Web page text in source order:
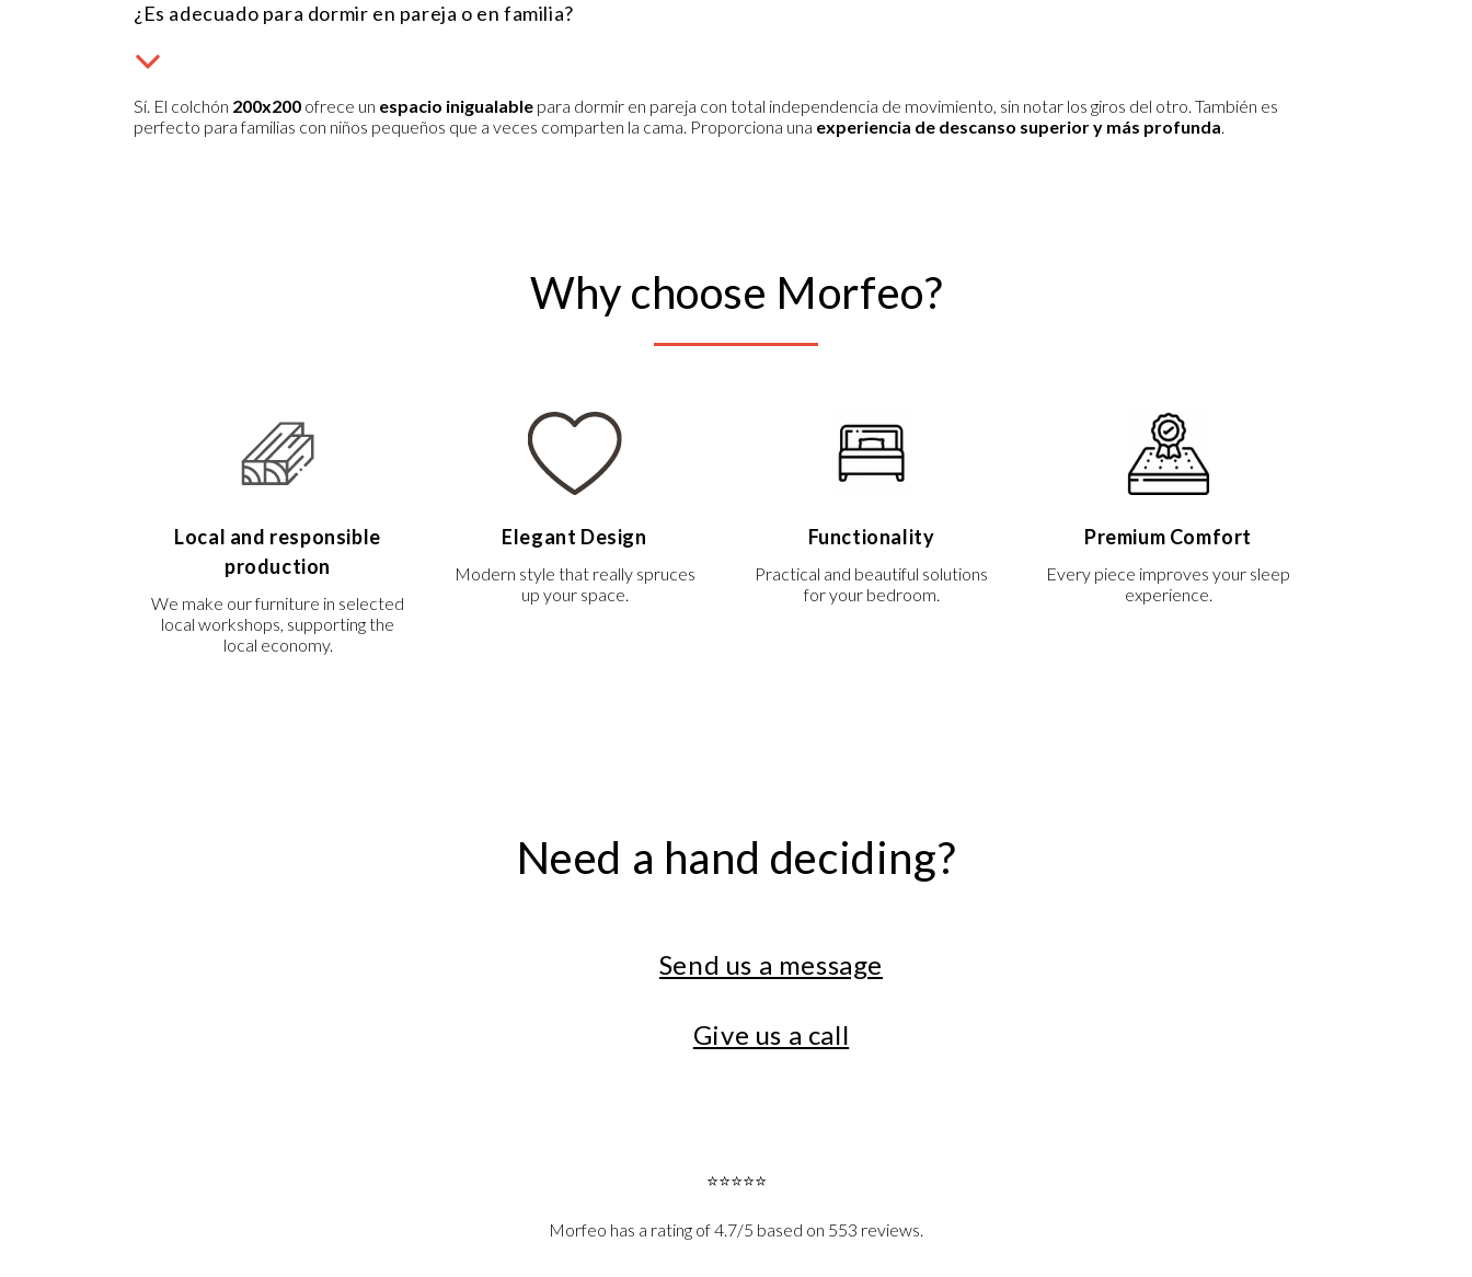
¿Es adecuado para dormir en pareja o en familia?
Sí. El colchón 200x200 ofrece un espacio inigualable para dormir en pareja con total independencia de movimiento, sin notar los giros del otro. También es
perfecto para familias con niños pequeños que a veces comparten la cama. Proporciona una experiencia de descanso superior y más profunda.
Why choose Morfeo?
Local and responsible
production
We make our furniture in selected
local workshops, supporting the
local economy.
Elegant Design
Modern style that really spruces
up your space.
Functionality
Practical and beautiful solutions
for your bedroom.
Premium Comfort
Every piece improves your sleep
experience.
Need a hand deciding?
Send us a message
Give us a call
⭐⭐⭐⭐⭐
Morfeo has a rating of 4.7/5 based on 553 reviews.